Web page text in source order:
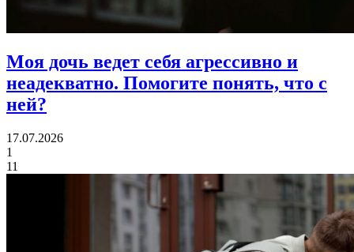
Моя дочь ведет себя агрессивно и
неадекватно. Помогите понять, что с
ней?
17.07.2026
1
11